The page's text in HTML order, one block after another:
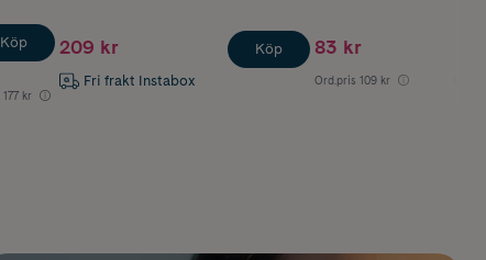
177 kr
Köp 209 kr
Fri frakt Instabox
Köp 83 kr
Ord.pris 109 kr